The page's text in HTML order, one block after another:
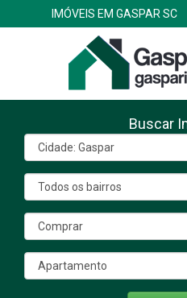
IMÓVEIS EM GASPAR SC
Buscar